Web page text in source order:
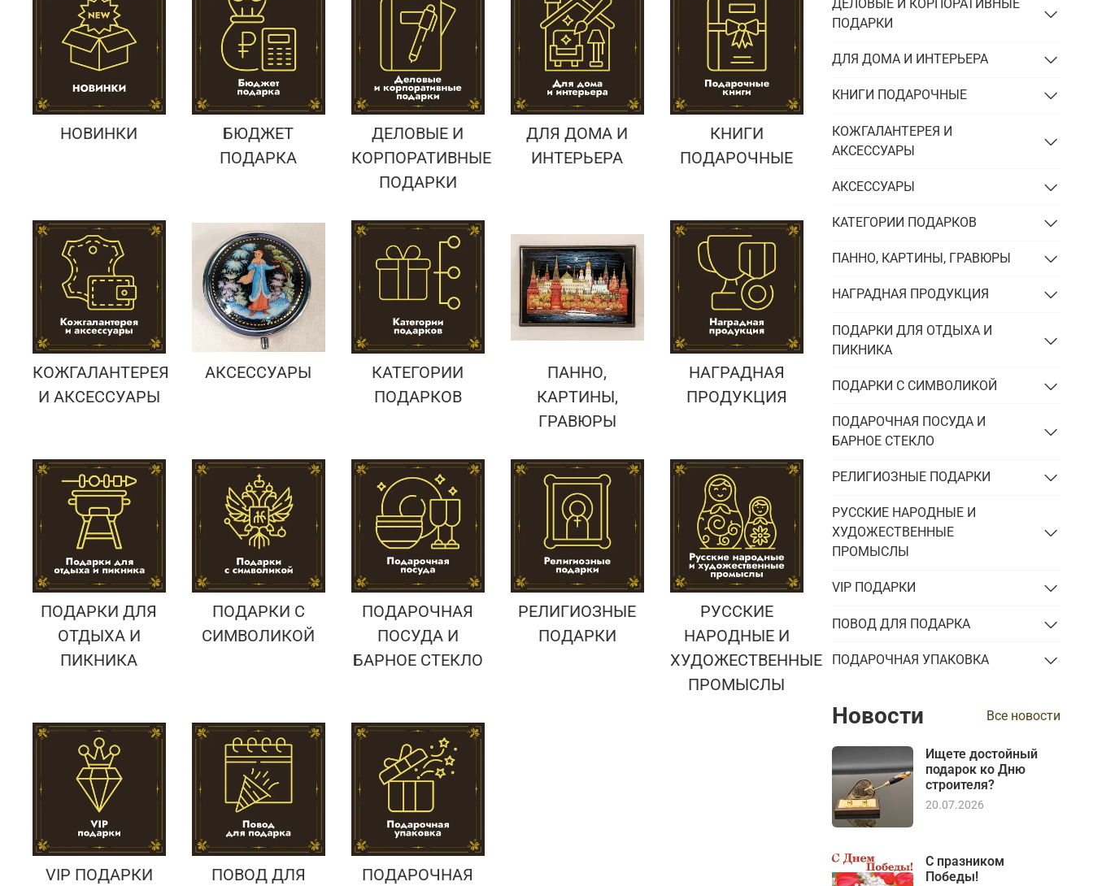
Подарки банковскому работнику
Подарки брокеру
Подарки директору/руководителю
Подарки страховщику
Подарки строителю
Подарки учителю
Подарки энергетику
Подарки юристу
НОВИНКИ
БЮДЖЕТ
ПОДАРКА
ДЕЛОВЫЕ И
КОРПОРАТИВНЫЕ
ПОДАРКИ
ДЛЯ ДОМА И
ИНТЕРЬЕРА
КНИГИ
ПОДАРОЧНЫЕ
КОЖГАЛАНТЕРЕЯ
И АКСЕССУАРЫ
АКСЕССУАРЫ
КАТЕГОРИИ
ПОДАРКОВ
ПАННО,
КАРТИНЫ,
ГРАВЮРЫ
НАГРАДНАЯ
ПРОДУКЦИЯ
ПОДАРКИ ДЛЯ
ОТДЫХА И
ПИКНИКА
ПОДАРКИ С
СИМВОЛИКОЙ
ПОДАРОЧНАЯ
ПОСУДА И
БАРНОЕ СТЕКЛО
РЕЛИГИОЗНЫЕ
ПОДАРКИ
РУССКИЕ
НАРОДНЫЕ И
ХУДОЖЕСТВЕННЫЕ
ПРОМЫСЛЫ
VIP ПОДАРКИ
ПОВОД ДЛЯ
ПОДАРОЧНАЯ
ДЕЛОВЫЕ И КОРПОРАТИВНЫЕ
ПОДАРКИ
ДЛЯ ДОМА И ИНТЕРЬЕРА
КНИГИ ПОДАРОЧНЫЕ
КОЖГАЛАНТЕРЕЯ И
АКСЕССУАРЫ
АКСЕССУАРЫ
КАТЕГОРИИ ПОДАРКОВ
ПАННО, КАРТИНЫ, ГРАВЮРЫ
НАГРАДНАЯ ПРОДУКЦИЯ
ПОДАРКИ ДЛЯ ОТДЫХА И
ПИКНИКА
ПОДАРКИ С СИМВОЛИКОЙ
ПОДАРОЧНАЯ ПОСУДА И
БАРНОЕ СТЕКЛО
РЕЛИГИОЗНЫЕ ПОДАРКИ
РУССКИЕ НАРОДНЫЕ И
ХУДОЖЕСТВЕННЫЕ
ПРОМЫСЛЫ
VIP ПОДАРКИ
ПОВОД ДЛЯ ПОДАРКА
ПОДАРОЧНАЯ УПАКОВКА
Новости Все новости
Ищете достойный
подарок ко Дню
строителя?
20.07.2026
С празником
Победы!